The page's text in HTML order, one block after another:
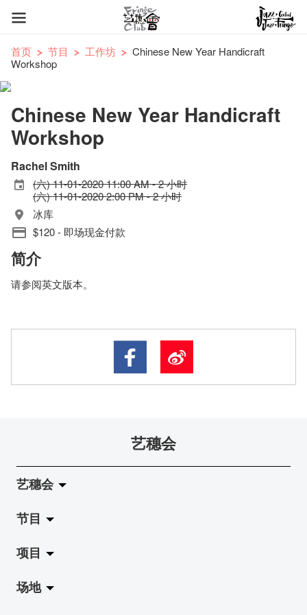
首页 节目 工作坊
Chinese New Year Handicraft
Workshop
Chinese New Year Handicraft
Workshop
Rachel Smith
(六) 11-01-2020 11:00 AM - 2 小时
(六) 11-01-2020 2:00 PM - 2 小时
冰库
$120 - 即场现金付款
简介
请参阅英文版本。
艺穗会
艺穗会
关于艺穗会
艺穗会的演化
使命与宗旨
节目
拉阔
展览
项目
Jazz-Go-Central, Jazz-Go-Fringe
场地